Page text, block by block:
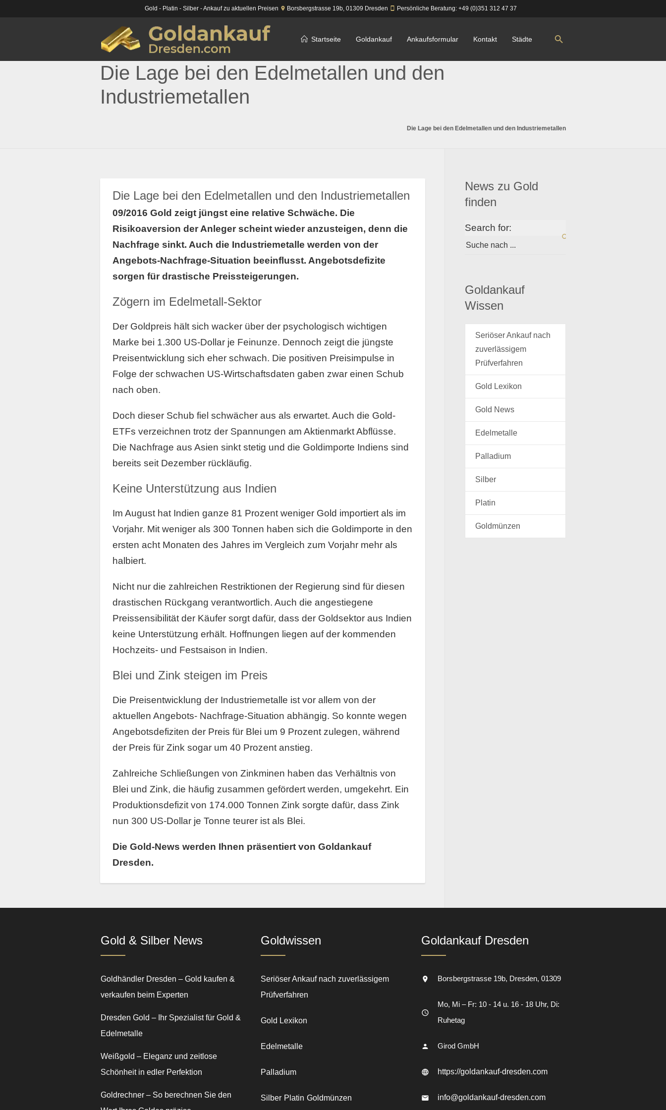
Gold - Platin - Silber - Ankauf zu aktuellen Preisen Borsbergstrasse 19b,01309 Dresden Persönliche Beratung: +49 (0)351 312 47 37
Startseite Goldankauf Ankaufsformular Kontakt Städte
Die Lage bei den Edelmetallen und den
Industriemetallen
Die Lage bei den Edelmetallen und den Industriemetallen
Die Lage bei den Edelmetallen und den Industriemetallen
09/2016 Gold zeigt jüngst eine relative Schwäche. Die
Risikoaversion der Anleger scheint wieder anzusteigen, denn die
Nachfrage sinkt. Auch die Industriemetalle werden von der
Angebots-Nachfrage-Situation beeinflusst. Angebotsdefizite
sorgen für drastische Preissteigerungen.
Zögern im Edelmetall-Sektor
Der Goldpreis hält sich wacker über der psychologisch wichtigen
Marke bei 1.300 US-Dollar je Feinunze. Dennoch zeigt die jüngste
Preisentwicklung sich eher schwach. Die positiven Preisimpulse in
Folge der schwachen US-Wirtschaftsdaten gaben zwar einen Schub
nach oben.
Doch dieser Schub fiel schwächer aus als erwartet. Auch die Gold-
ETFs verzeichnen trotz der Spannungen am Aktienmarkt Abflüsse.
Die Nachfrage aus Asien sinkt stetig und die Goldimporte Indiens sind
bereits seit Dezember rückläufig.
Keine Unterstützung aus Indien
Im August hat Indien ganze 81 Prozent weniger Gold importiert als im
Vorjahr. Mit weniger als 300 Tonnen haben sich die Goldimporte in den
ersten acht Monaten des Jahres im Vergleich zum Vorjahr mehr als
halbiert.
Nicht nur die zahlreichen Restriktionen der Regierung sind für diesen
drastischen Rückgang verantwortlich. Auch die angestiegene
Preissensibilität der Käufer sorgt dafür, dass der Goldsektor aus Indien
keine Unterstützung erhält. Hoffnungen liegen auf der kommenden
Hochzeits- und Festsaison in Indien.
Blei und Zink steigen im Preis
Die Preisentwicklung der Industriemetalle ist vor allem von der
aktuellen Angebots- Nachfrage-Situation abhängig. So konnte wegen
Angebotsdefiziten der Preis für Blei um 9 Prozent zulegen, während
der Preis für Zink sogar um 40 Prozent anstieg.
Zahlreiche Schließungen von Zinkminen haben das Verhältnis von
Blei und Zink, die häufig zusammen gefördert werden, umgekehrt. Ein
Produktionsdefizit von 174.000 Tonnen Zink sorgte dafür, dass Zink
nun 300 US-Dollar je Tonne teurer ist als Blei.
Die Gold-News werden Ihnen präsentiert von Goldankauf
Dresden.
News zu Gold
finden
Search for:
Goldankauf
Wissen
Seriöser Ankauf nach
zuverlässigem
Prüfverfahren
Gold Lexikon
Gold News
Edelmetalle
Palladium
Silber
Platin
Goldmünzen
Gold & Silber News
Goldhändler Dresden – Gold kaufen &
verkaufen beim Experten
Dresden Gold – Ihr Spezialist für Gold &
Edelmetalle
Weißgold – Eleganz und zeitlose
Schönheit in edler Perfektion
Goldrechner – So berechnen Sie den
Goldwissen
Seriöser Ankauf nach zuverlässigem
Prüfverfahren
Gold Lexikon
Edelmetalle
Palladium
Silber Platin Goldmünzen
Goldankauf Dresden
Borsbergstrasse 19b Dresden 01309
Mo, Mi – Fr: 10 - 14 u. 16 - 18 Uhr, Di:
Ruhetag
Girod GmbH
https://goldankauf-dresden.com
info@goldankauf-dresden.com